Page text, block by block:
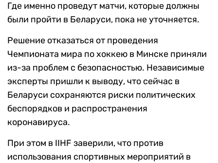
Где именно проведут матчи, которые должны
были пройти в Беларуси, пока не уточняется.
Решение отказаться от проведения
Чемпионата мира по хоккею в Минске приняли
из-за проблем с безопасностью. Независимые
эксперты пришли к выводу, что сейчас в
Беларуси сохраняются риски политических
беспорядков и распространения
коронавируса.
При этом в IIHF заверили, что против
использования спортивных мероприятий в